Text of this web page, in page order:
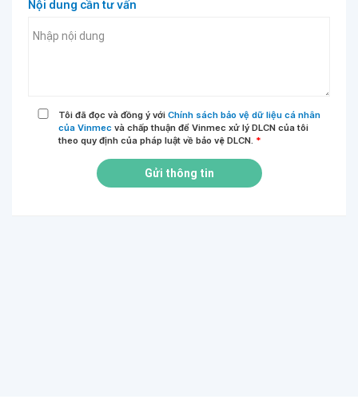
Nội dung cần tư vấn
Tôi đã đọc và đồng ý với Chính sách bảo vệ dữ liệu cá nhân
của Vinmec và chấp thuận để Vinmec xử lý DLCN của tôi
theo quy định của pháp luật về bảo vệ DLCN. *
Gửi thông tin